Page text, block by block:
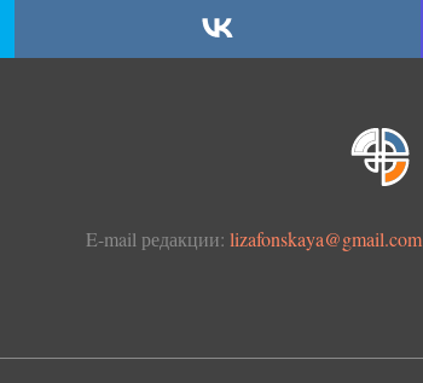
E-mail редакции: lizafonskaya@gmail.com